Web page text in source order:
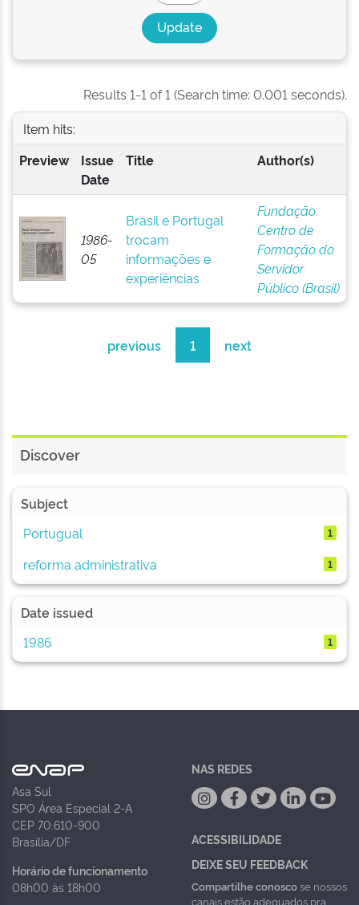
Results 1-1 of 1 (Search time: 0.001 seconds).
Item hits:
Preview
Issue
Date
Title Author(s)
1986-
05
Brasil e Portugal
trocam
informações e
experiências
Fundação
Centro de
Formação do
Servidor
Público (Brasil)
previous 1 next
Discover
Subject
Portugual
1
reforma administrativa 1
Date issued
1986
1
Asa Sul
SPO Área Especial 2-A
CEP 70.610-900
Brasília/DF
Horário de funcionamento
08h00 às 18h00
NAS REDES
ACESSIBILIDADE
DEIXE SEU FEEDBACK
Compartilhe conoscose nossos
canais estão adequados pra